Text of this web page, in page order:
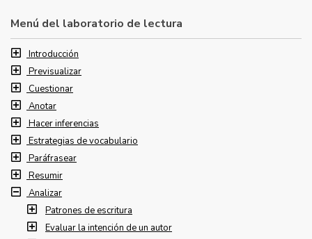
Menú del laboratorio de lectura
Introducción
Previsualizar
Cuestionar
Anotar
Hacer inferencias
Estrategias de vocabulario
Paráfrasear
Resumir
Analizar
Patrones de escritura
Evaluar la intención de un autor